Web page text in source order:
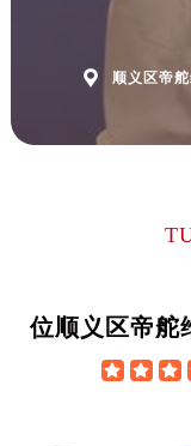
 顺义区帝
位顺义区帝舵
  